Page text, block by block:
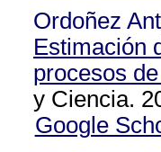
Ordoñez
Estimación
procesos
y Ciencia.
Google